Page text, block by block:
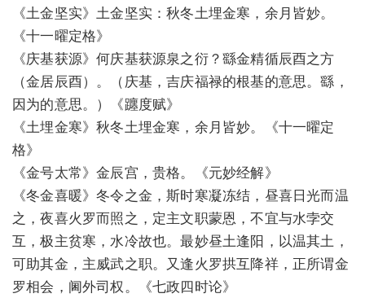
《土金坚实》土金坚实：秋冬土埋金寒，余月皆妙。
《十一曜定格》
《庆基获源》何庆基获源泉之衍？繇金精循辰酉之方
（金居辰酉）。（庆基，吉庆福禄的根基的意思。繇，
因为的意思。）《躔度赋》
《土埋金寒》秋冬土埋金寒，余月皆妙。《十一曜定
格》
《金号太常》金辰宫，贵格。《元妙经解》
《冬金喜暖》冬令之金，斯时寒凝冻结，昼喜日光而温
之，夜喜火罗而照之，定主文职蒙恩，不宜与水孛交
互，极主贫寒，水冷故也。最妙昼土逢阳，以温其土，
可助其金，主威武之职。又逢火罗拱互降祥，正所谓金
罗相会，阃外司权。《七政四时论》